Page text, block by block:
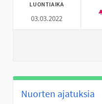
LUONTIAIKA
03.03.2022
Nuorten ajatuksia